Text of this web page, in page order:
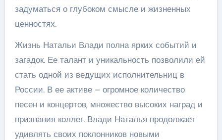
задуматься о глубоком смысле и жизненных
ценностях.
Жизнь Натальи Влади полна ярких событий и
загадок. Ее талант и уникальность позволили ей
стать одной из ведущих исполнительниц в
России. В ее активе – огромное количество
песен и концертов, множество высоких наград и
признания коллег. Влади Наталья продолжает
удивлять своих поклонников новыми